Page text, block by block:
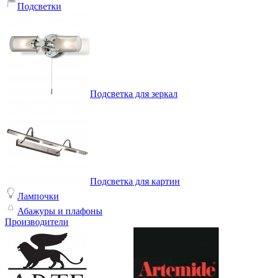
Подсветки
Подсветка для зеркал
Подсветка для картин
Лампочки
Абажуры и плафоны
Производители